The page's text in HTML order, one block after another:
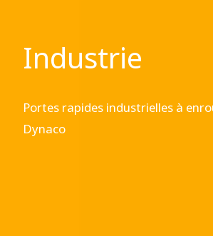
Industrie
Portes rapides industrielles à
Dynaco